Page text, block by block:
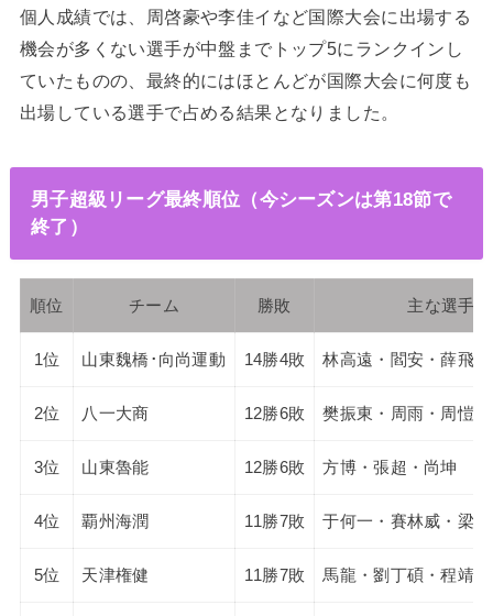
個人成績では、周啓豪や李佳イなど国際大会に出場する
機会が多くない選手が中盤までトップ5にランクインし
ていたものの、最終的にはほとんどが国際大会に何度も
出場している選手で占める結果となりました。
男子超級リーグ最終順位（今シーズンは第18節で
終了）
順位 チーム 勝敗 主な選手
1位 山東魏橋･向尚運動 14勝4敗 林高遠・閻安・薛飛
2位 八一大商 12勝6敗 樊振東・周雨・周愷
3位 山東魯能 12勝6敗 方博・張超・尚坤
4位 覇州海潤 11勝7敗 于何一・賽林威・梁
5位 天津権健 11勝7敗 馬龍・劉丁碩・程靖